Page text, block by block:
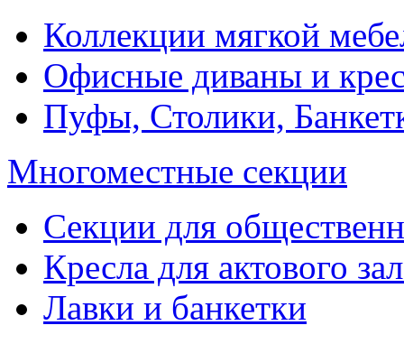
Коллекции мягкой
Офисные диваны и
Пуфы, Столики,
Многоместные секции
Секции для
Кресла для актового
Лавки и банкетки